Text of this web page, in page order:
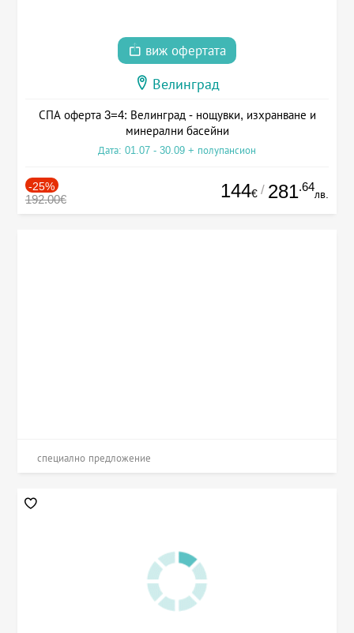
виж офертата
Велинград
СПА оферта 3=4: Велинград - нощувки, изхранване и
минерални басейни
Дата: 01.07 - 30.09 + полупансион
-25%
192.00€ 144€ / 281.64
лв.
специално предложение